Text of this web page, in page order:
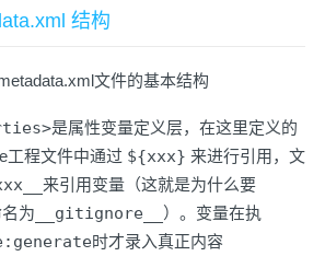
结构
文件的基本结构
是属性变量定义层，在这里定义的
工程文件中通过 ${xxx} 来进行引用，文
来引用变量（这就是为什么要
为 __gitignore__ ）。变量在执
时才录入真正内容